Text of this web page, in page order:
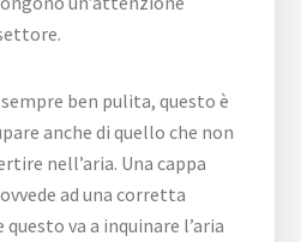
sempre ben pulita, questo è
anche di quello che non
nell’aria. Una cappa
ad una corretta
va a inquinare l’aria